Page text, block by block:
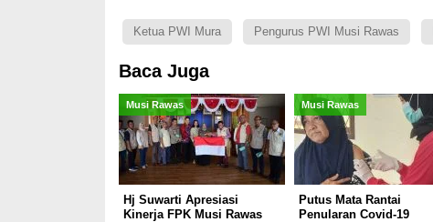
Ketua PWI Mura Pengurus PWI Musi Rawas
Baca Juga
Musi Rawas
Hj Suwarti Apresiasi
Kinerja FPK Musi Rawas
Musi Rawas
Putus Mata Rantai
Penularan Covid-19